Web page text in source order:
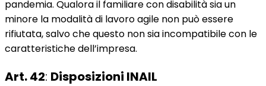
pandemia. Qualora il familiare con disabilità sia un
minore la modalità di lavoro agile non può essere
rifiutata, salvo che questo non sia incompatibile con le
caratteristiche dell’impresa.
Art. 42: Disposizioni INAIL